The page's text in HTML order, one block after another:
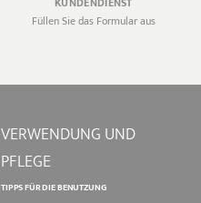
Füllen Sie das Formular aus
VERWENDUNG UND
PFLEGE
TIPPS FÜR DIE BENUTZUNG